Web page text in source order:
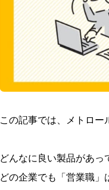
この記事では、メトロー
どんなに良い製品があっ
どの企業でも「営業職」